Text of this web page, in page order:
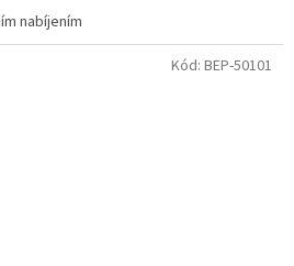
nabíjením
Kód: BEP-50101